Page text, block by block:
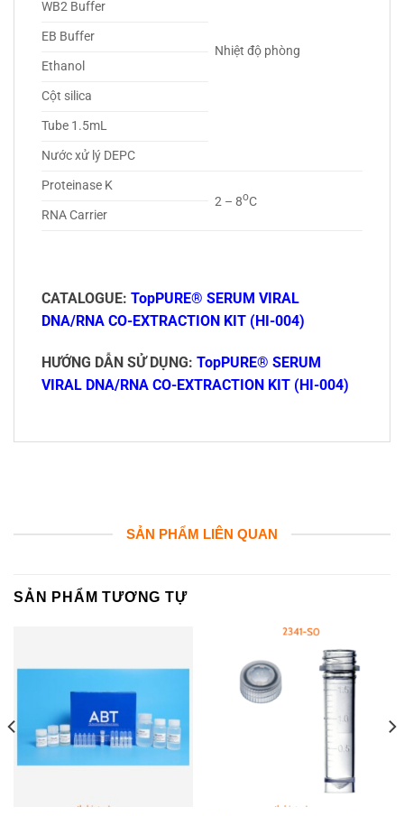
Nhiệt độ phòng
WB2 Buffer
EB Buffer
Ethanol
Cột silica
Tube 1.5mL
Nước xử lý DEPC
Proteinase K
2 – 8oC
RNA Carrier
CATALOGUE: TopPURE® SERUM VIRAL
DNA/RNA CO-EXTRACTION KIT (HI-004)
HƯỚNG DẪN SỬ DỤNG: TopPURE® SERUM
VIRAL DNA/RNA CO-EXTRACTION KIT (HI-004)
SẢN PHẨM LIÊN QUAN
SẢN PHẨM TƯƠNG TỰ